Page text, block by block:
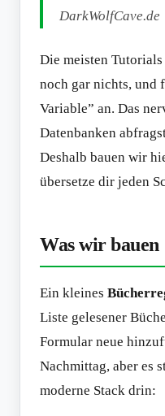
DarkWolfCave.de
Die meisten
noch gar nichts, und
Variable” an. Das
Datenbanken
Deshalb bauen wir
übersetze dir jeden
Was wir bauen
Ein kleines
Liste gelesener
Formular neue
Nachmittag, aber es
moderne Stack drin: